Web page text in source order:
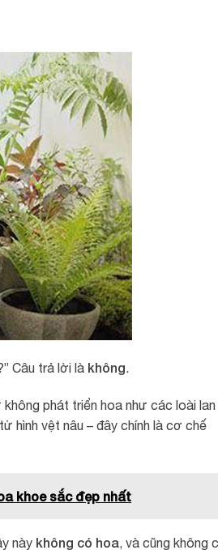
Câu trả lời là không.
phát triển hoa như các loài lan
hình vệt nâu – đây chính là cơ chế
khoe sắc đẹp nhất
này không có hoa, và cũng không